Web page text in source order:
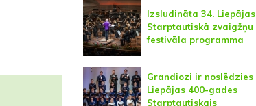
Izsludināta 34. Liepājas
Starptautiskā zvaigžņu
festivāla programma
Grandiozi ir noslēdzies
Liepājas 400-gades
Starptautiskais